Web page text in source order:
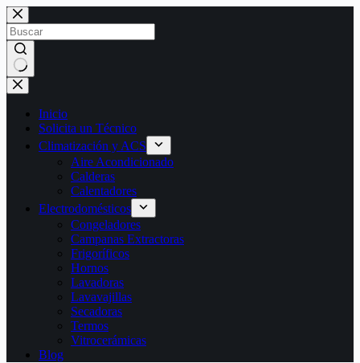
Saltar
al
contenido
Sin
resultados
Inicio
Solicita un Técnico
Climatización y ACS
Aire Acondicionado
Calderas
Calentadores
Electrodomésticos
Congeladores
Campanas Extractoras
Frigoríficos
Hornos
Lavadoras
Lavavajillas
Secadoras
Termos
Vitrocerámicas
Blog